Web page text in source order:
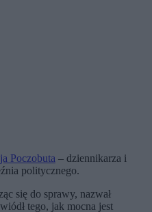
Poczobuta – dziennikarza i
politycznego.
się do sprawy, nazwał
tego, jak mocna jest